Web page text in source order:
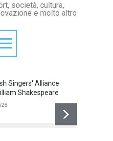
società, cultura,
e molto altro
Singers' Alliance
Shakespeare
26